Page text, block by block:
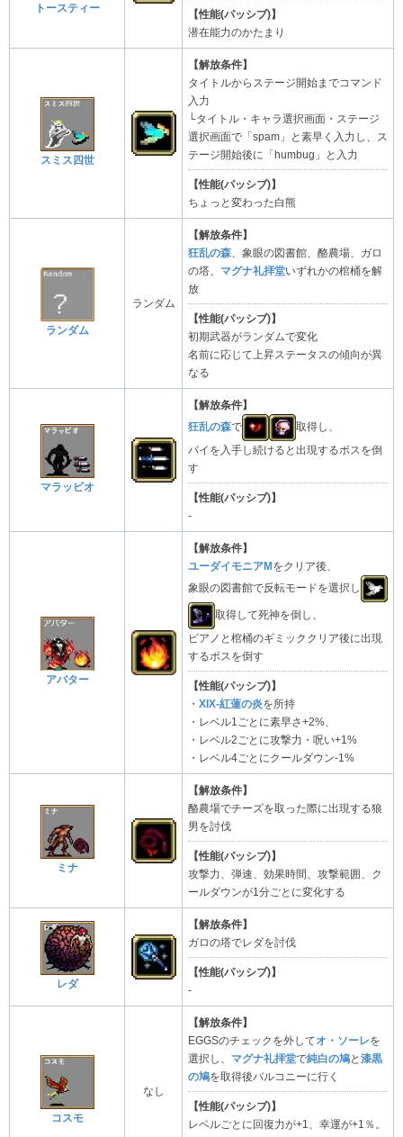
トースティー
【性能(パッシブ)】
潜在能力のかたまり
スミス四世
【解放条件】
タイトルからステージ開始までコマンド
入力
└タイトル・キャラ選択画面・ステージ
選択画面で「spam」と素早く入力し、ス
テージ開始後に「humbug」と入力
【性能(パッシブ)】
ちょっと変わった白熊
ランダム
ランダム
【解放条件】
狂乱の森、象眼の図書館、酪農場、ガロ
の塔、 マグナ礼拝堂いずれかの棺桶を解
放
【性能(パッシブ)】
初期武器がランダムで変化
名前に応じて上昇ステータスの傾向が異
なる
マラッビオ
【解放条件】
狂乱の森で 取得し、
パイを入手し続けると出現するボスを倒
す
【性能(パッシブ)】
-
アバター
【解放条件】
ユーダイモニアM をクリア後、
象眼の図書館で反転モードを選択し
取得して死神を倒し、
ピアノと棺桶のギミッククリア後に出現
するボスを倒す
【性能(パッシブ)】
・ XIX-紅蓮の炎を所持
・レベル1ごとに素早さ+2%、
・レベル2ごとに攻撃力・呪い+1%
・レベル4ごとにクールダウン-1%
ミナ
【解放条件】
酪農場でチーズを取った際に出現する狼
男を討伐
【性能(パッシブ)】
攻撃力、弾速、効果時間、攻撃範囲、ク
ールダウンが1分ごとに変化する
レダ
【解放条件】
ガロの塔でレダを討伐
【性能(パッシブ)】
-
コスモ
なし
【解放条件】
EGGSのチェックを外してオ・ソーレを
選択し、 マグナ礼拝堂で純白の鳩と 漆黒
の鳩を取得後バルコニーに行く
【性能(パッシブ)】
レベルごとに回復力が+1、幸運が+1％。